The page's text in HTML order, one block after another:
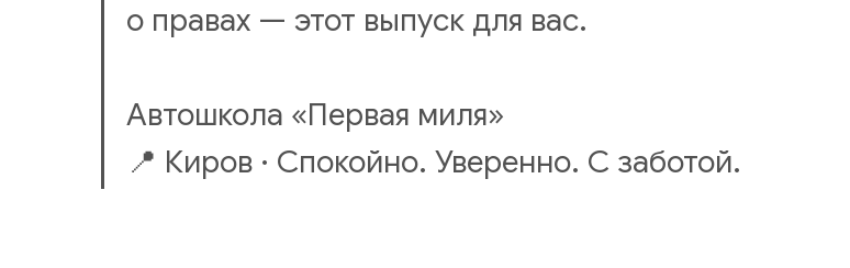
о правах — этот выпуск для вас.
Автошкола «Первая миля»
📍 Киров · Спокойно. Уверенно. С заботой.